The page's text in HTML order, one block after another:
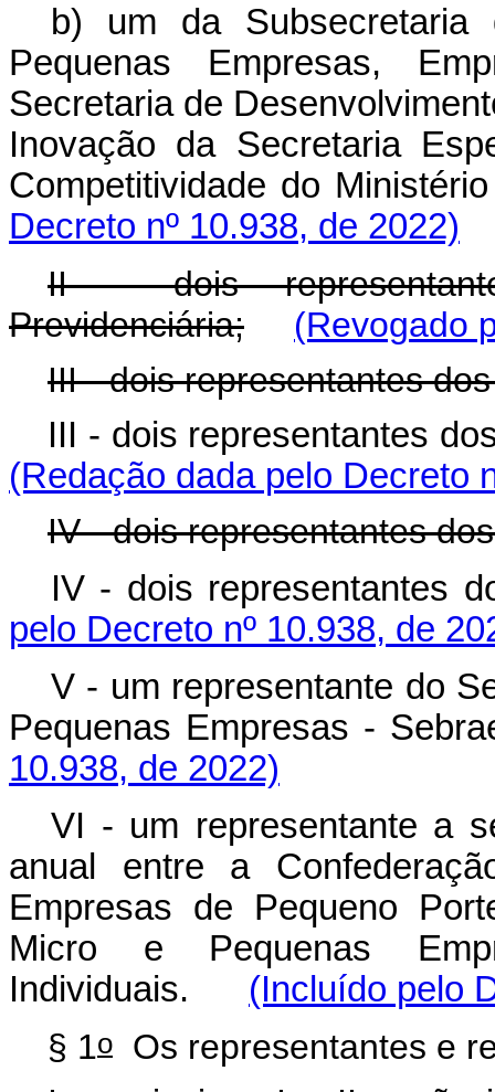
b) um da Subsecretaria
Pequenas Empresas,
Secretaria de
Inovação da Secretaria
Competitividade do
Decreto nº 10.938, de 2022)
II - dois
Previdenciária;
(Revogado
III - dois representantes
III - dois representantes
(Redação dada pelo Decreto
IV - dois representantes
IV - dois
pelo Decreto nº 10.938, de
V - um representante do
Pequenas Empresas -
10.938, de 2022)
VI - um representante a
anual entre a
Empresas de Pequeno
Micro e Pequenas
Individuais. (Incluído pelo
§ 1o Os representantes e